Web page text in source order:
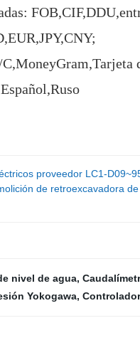
proveedor LC1-
de retroexcavadora
nivel de agua,
Yokogawa,